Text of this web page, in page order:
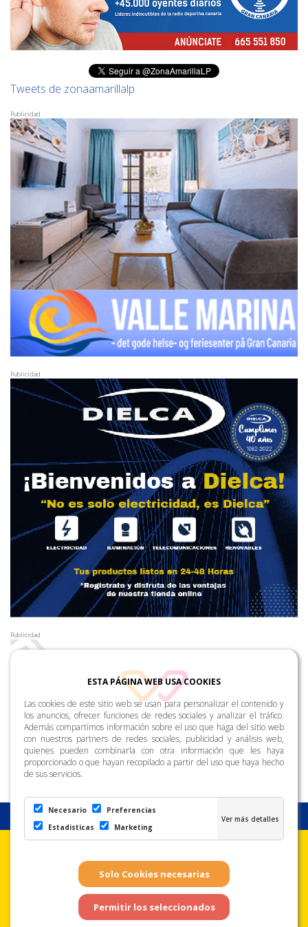
Tweets de zonaamarillalp
Publicidad
Publicidad
Publicidad
Aviso Legal Condiciones de uso
Política de
Privacidad
Copyright © Zona Amarilla. Todos los derechos reservados. - Página
ESTA PÁGINA WEB USA COOKIES
Las cookies de este sitio web se usan para personalizar el contenido y
los anuncios, ofrecer funciones de redes sociales y analizar el tráfico.
Además compartimos información sobre el uso que haga del sitio web
con nuestros partners de redes sociales, publicidad y análisis web,
quienes pueden combinarla con otra información que les haya
proporcionado o que hayan recopilado a partir del uso que haya hecho
de sus servicios.
Necesario
Preferencias
Estadisticas
Marketing